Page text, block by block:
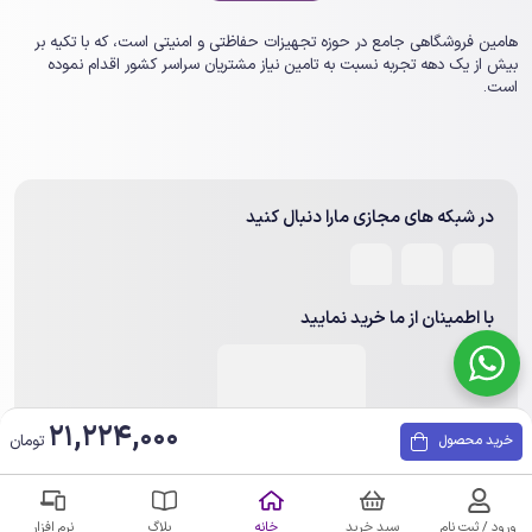
هامین فروشگاهی جامع در حوزه تجهیزات حفاظتی و امنیتی است، که با تکیه بر
بیش از یک ‏دهه تجربه نسبت به تامین نیاز مشتریان سراسر کشور اقدام نموده
است.
در شبکه های مجازی مارا دنبال کنید
با اطمینان از ما خرید نمایید
خرید محصول 21,224,000 تومان
ورود / ثبت نام سبد خرید خانه بلاگ نرم افزار